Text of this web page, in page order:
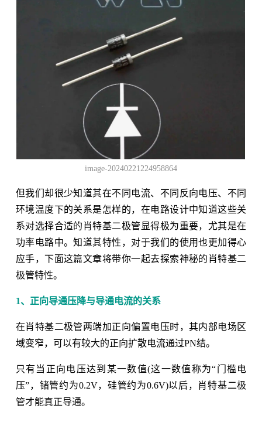
image-20240221224958864
但我们却很少知道其在不同电流、不同反向电压、不同
环境温度下的关系是怎样的，在电路设计中知道这些关
系对选择合适的肖特基二极管显得极为重要，尤其是在
功率电路中。知道其特性，对于我们的使用也更加得心
应手，下面这篇文章将带你一起去探索神秘的肖特基二
极管特性。
1、正向导通压降与导通电流的关系
在肖特基二极管两端加正向偏置电压时，其内部电场区
域变窄，可以有较大的正向扩散电流通过PN结。
只有当正向电压达到某一数值(这一数值称为“门槛电
压”，锗管约为0.2V，硅管约为0.6V)以后，肖特基二极
管才能真正导通。